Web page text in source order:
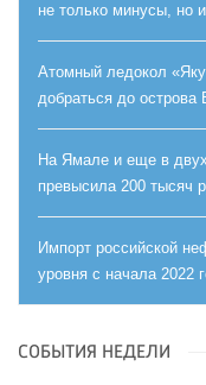
не только минусы, но
Атомный ледокол
добраться до острова
На Ямале и еще в
превысила 200 тысяч
Импорт российской
уровня с начала 2022
СОБЫТИЯ НЕДЕЛИ